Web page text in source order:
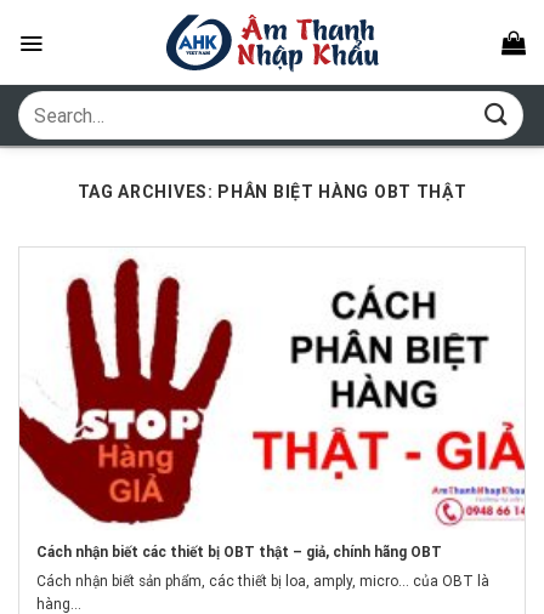
Search
for:
TAG ARCHIVES: PHÂN BIỆT HÀNG OBT THẬT
Cách nhận biết các thiết bị OBT thật – giả, chính hãng OBT
Cách nhận biết sản phẩm, các thiết bị loa, amply, micro... của OBT là
hàng...